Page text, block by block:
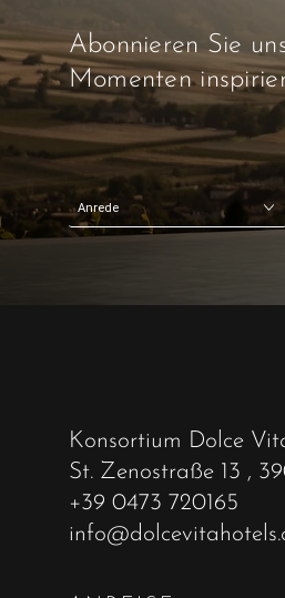
Abonnieren Sie
Momenten
Konsortium Dolce
St. Zenostraße 13 ,
+39 0473 720165